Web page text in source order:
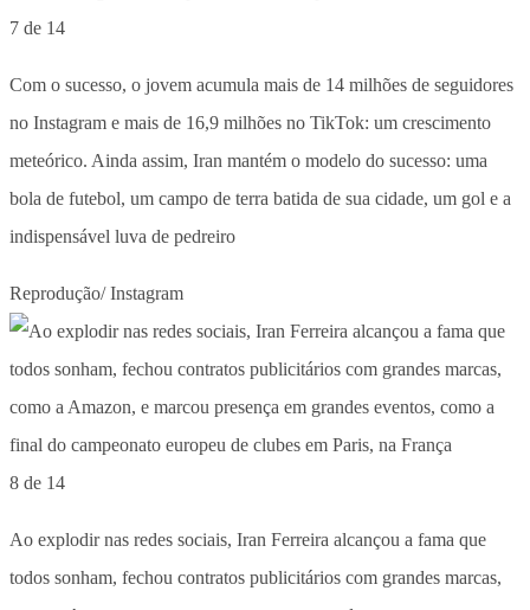
7 de 14
Com o sucesso, o jovem acumula mais de 14 milhões de seguidores
no Instagram e mais de 16,9 milhões no TikTok: um crescimento
meteórico. Ainda assim, Iran mantém o modelo do sucesso: uma
bola de futebol, um campo de terra batida de sua cidade, um gol e a
indispensável luva de pedreiro
Reprodução/ Instagram
8 de 14
Ao explodir nas redes sociais, Iran Ferreira alcançou a fama que
todos sonham, fechou contratos publicitários com grandes marcas,